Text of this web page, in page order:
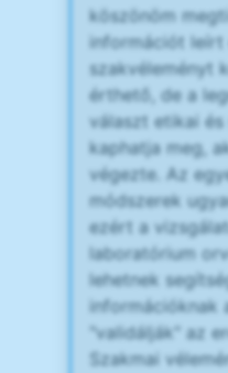
köszönöm
információt leírt
szakvéleményt
érthető, de a
választ etikai
kaphatja meg,
végezte. Az
módszerek
ezért a
laboratórium
lehetnek
információknak
"validálják" az
Szakmai